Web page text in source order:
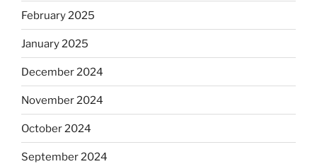
February 2025
January 2025
December 2024
November 2024
October 2024
September 2024